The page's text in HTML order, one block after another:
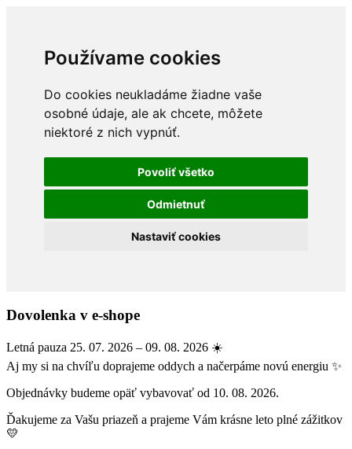
Používame cookies
Do cookies neukladáme žiadne vaše
osobné údaje, ale ak chcete, môžete
niektoré z nich vypnúť.
Povoliť všetko
Odmietnuť
Nastaviť cookies
Dovolenka v e-shope
Letná pauza 25. 07. 2026 – 09. 08. 2026 ☀️
Aj my si na chvíľu doprajeme oddych a načerpáme novú energiu ✨
Objednávky budeme opäť vybavovať od 10. 08. 2026.
Ďakujeme za Vašu priazeň a prajeme Vám krásne leto plné zážitkov
💛